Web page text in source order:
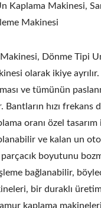
Kaplama Makinesi,
Makinesi
Dönme Tipi
olarak ikiye
ve tümünün
Bantların hızı
oranı özel
ve kalan un
boyutunu
bağlanabilir,
bir duraklı
kaplama